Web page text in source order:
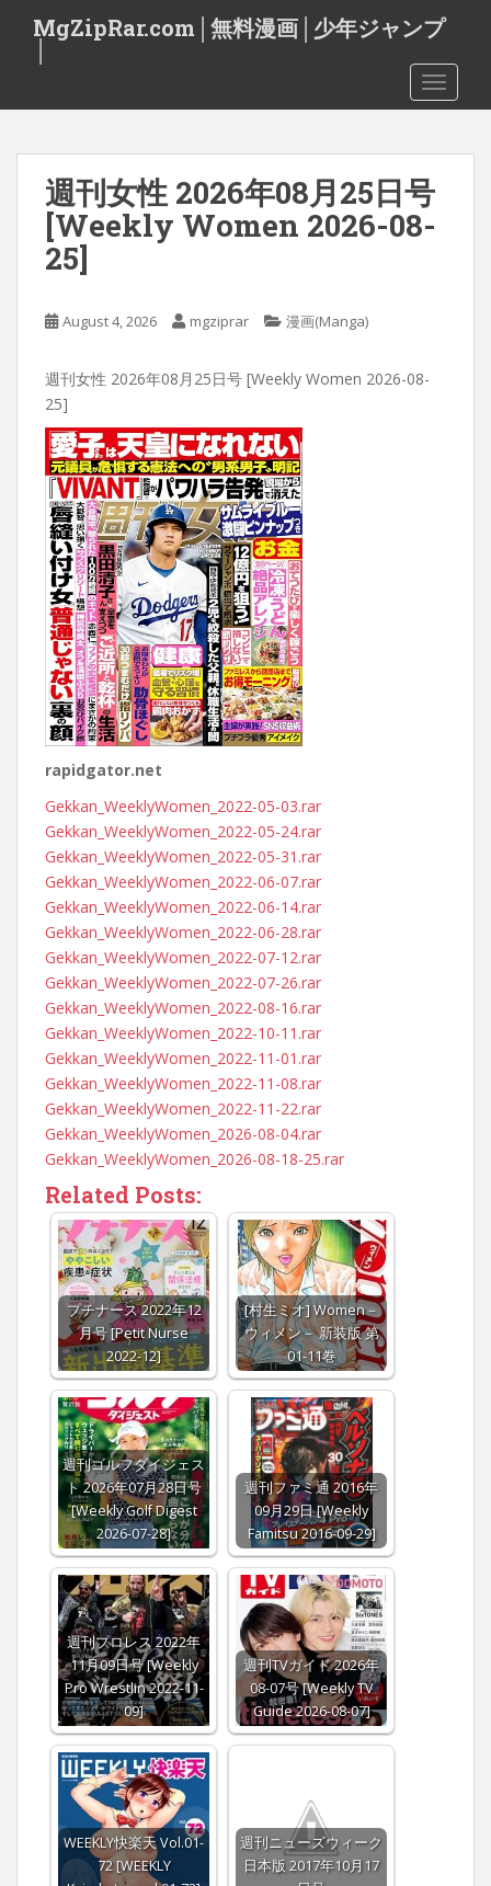
t
MgZipRar.com│無料漫画│少年ジャンプ
週刊女性 2026年08月25日号
[Weekly Women 2026-08-
25]
August 4, 2026 mgziprar 漫画(Manga)
週刊女性 2026年08月25日号 [Weekly Women 2026-08-
25]
rapidgator.net
Gekkan_WeeklyWomen_2022-05-03.rar
Gekkan_WeeklyWomen_2022-05-24.rar
Gekkan_WeeklyWomen_2022-05-31.rar
Gekkan_WeeklyWomen_2022-06-07.rar
Gekkan_WeeklyWomen_2022-06-14.rar
Gekkan_WeeklyWomen_2022-06-28.rar
Gekkan_WeeklyWomen_2022-07-12.rar
Gekkan_WeeklyWomen_2022-07-26.rar
Gekkan_WeeklyWomen_2022-08-16.rar
Gekkan_WeeklyWomen_2022-10-11.rar
Gekkan_WeeklyWomen_2022-11-01.rar
Gekkan_WeeklyWomen_2022-11-08.rar
Gekkan_WeeklyWomen_2022-11-22.rar
Gekkan_WeeklyWomen_2026-08-04.rar
Gekkan_WeeklyWomen_2026-08-18-25.rar
Related Posts:
プチナース 2022年12
月号 [Petit Nurse
2022-12]
[村生ミオ] Women－
ウィメン－ 新装版 第
01-11巻
週刊ゴルフダイジェス
ト 2026年07月28日号
[Weekly Golf Digest
2026-07-28]
週刊ファミ通 2016年
09月29日 [Weekly
Famitsu 2016-09-29]
週刊プロレス 2022年
11月09日号 [Weekly
Pro Wrestlin 2022-11-
09]
週刊TVガイド 2026年
08-07号 [Weekly TV
Guide 2026-08-07]
WEEKLY快楽天 Vol.01-
72 [WEEKLY
週刊ニューズウィーク
日本版 2017年10月17